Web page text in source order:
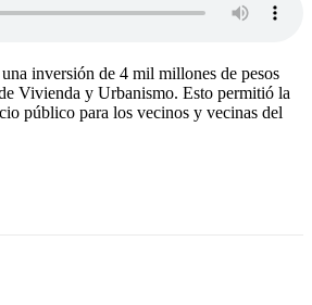
inversión de 4 mil millones de pesos
Vivienda y Urbanismo. Esto permitió la
público para los vecinos y vecinas del